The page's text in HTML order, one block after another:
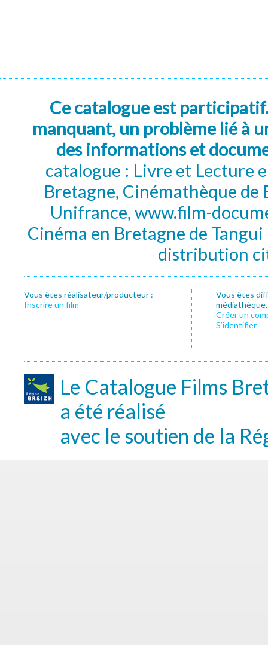
Ce catalogue est
manquant, un problème lié à
des informations et
catalogue : Livre et Lecture
Bretagne, Cinémathèque de
Unifrance, www.film-
Cinéma en Bretagne de
distribution
Vous êtes réalisateur/producteur :
Inscrire un film
Vous êtes
Créer un
S’identifier
Le Catalogue Films
a été réalisé
avec le soutien de la